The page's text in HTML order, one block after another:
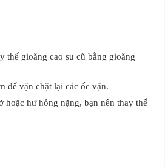
thế gioăng cao su cũ bằng gioăng
để vặn chặt lại các ốc vặn.
hoặc hư hỏng nặng, bạn nên thay thế